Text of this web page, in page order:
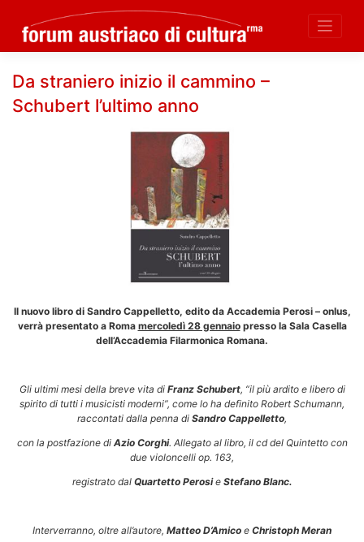
Skip
content
Da straniero inizio il cammino –
Schubert l’ultimo anno
Il nuovo libro di Sandro Cappelletto, edito da Accademia Perosi – onlus,
verrà presentato a Roma mercoledì 28 gennaiopresso la Sala Casella
dell’Accademia Filarmonica Romana.
Gli ultimi mesi della breve vita di Franz Schubert, “il più ardito e libero di
spirito di tutti i musicisti moderni”, come lo ha definito Robert Schumann,
raccontati dalla penna di Sandro Cappelletto,
con la postfazione di Azio Corghi. Allegato al libro, il cd del Quintetto con
due violoncelli op. 163,
registrato dal Quartetto Perosie Stefano Blanc.
Interverranno, oltre all’autore, Matteo D’Amico e Christoph Meran